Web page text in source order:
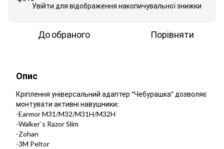
Увійти для відображення накопичувальної знижки
До обраного Порівняти
Опис
Кріплення універсальний адаптер "Чебурашка" дозволяє
монтувати активні навушники:
-Earmor M31/M32/M31H/M32H
-Walker`s Razor Slim
-Zohan
-3M Peltor